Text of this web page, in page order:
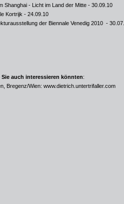
Shanghai - Licht im Land der Mitte - 30.09.10
Kortrijk - 24.09.10
der Biennale Venedig 2010 -
auch interessieren könnten:
Bregenz/Wien: www.dietrich.untertrifaller.com